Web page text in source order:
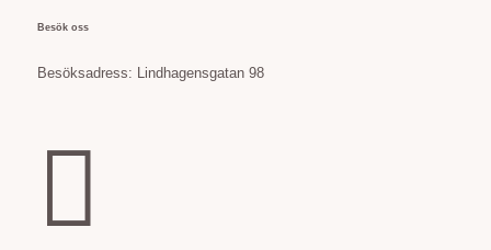
Besök oss
Besöksadress: Lindhagensgatan 98
